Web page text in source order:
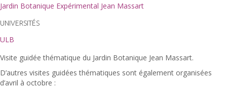
Jardin Botanique Expérimental Jean Massart
UNIVERSITÉS
ULB
Visite guidée thématique du Jardin Botanique Jean Massart.
D’autres visites guidées thématiques sont également organisées
d’avril à octobre :